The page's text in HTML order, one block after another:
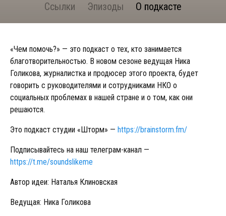
Ссылки Эпизоды О подкасте
«Чем помочь?» — это подкаст о тех, кто занимается
благотворительностью. В новом сезоне ведущая Ника
Голикова, журналистка и продюсер этого проекта, будет
говорить с руководителями и сотрудниками НКО о
социальных проблемах в нашей стране и о том, как они
решаются.
Это подкаст студии «Шторм» — https://brainstorm.fm/
Подписывайтесь на наш телеграм-канал —
https://t.me/soundslikeme
Автор идеи: Наталья Клиновская
Ведущая: Ника Голикова